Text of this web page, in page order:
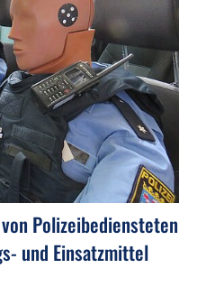
­Polizeibediensteten
und Einsatzmittel